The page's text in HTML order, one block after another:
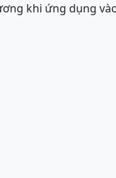
khi ứng dụng